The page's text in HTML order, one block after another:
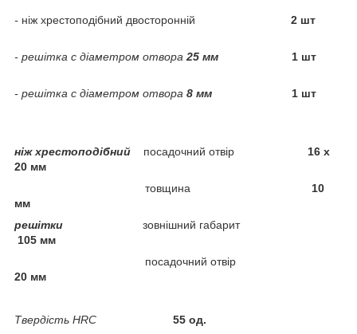
- ніж хрестоподібний двосторонній 2 шт
- решітка с діаметром отвора 25 мм 1 шт
- решітка с діаметром отвора 8 мм 1 шт
ніж хрестоподібний посадочний отвір 16 х
20 мм
товщина 10
мм
решітки
зовнішний габарит
105 мм
посадочний отвір
20 мм
Твердість HRC 55 од.